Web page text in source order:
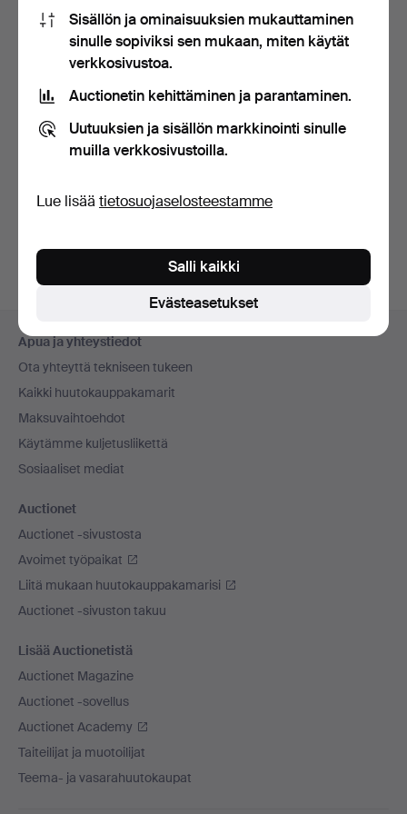
SENKKI / LIPASTO
TAMMEA, JUGEND-
Arvio
Alatunnistenavigaatio
Apua ja yhteystiedot
Ota yhteyttä tekniseen tukeen
Kaikki huutokauppakamarit
Maksuvaihtoehdot
Käytämme kuljetusliikettä
Sosiaaliset mediat
Auctionet
Auctionet -sivustosta
Avoimet työpaikat
Liitä mukaan huutokauppakamarisi
Auctionet -sivuston takuu
Lisää Auctionetistä
Auctionet Magazine
Auctionet -sovellus
Auctionet Academy
Taiteilijat ja muotoilijat
Teema- ja vasarahuutokaupat
Sisällön ja ominaisuuksien mukauttaminen
sinulle sopiviksi sen mukaan, miten käytät
verkkosivustoa.
Auctionetin kehittäminen ja parantaminen.
Uutuuksien ja sisällön markkinointi sinulle
muilla verkkosivustoilla.
Lue lisää tietosuojaselosteestamme
Evästeasetukset
Salli kaikki